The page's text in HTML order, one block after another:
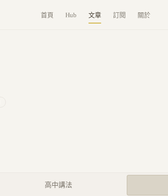
首頁 Hub 文章 訂閱 關於
高中講法